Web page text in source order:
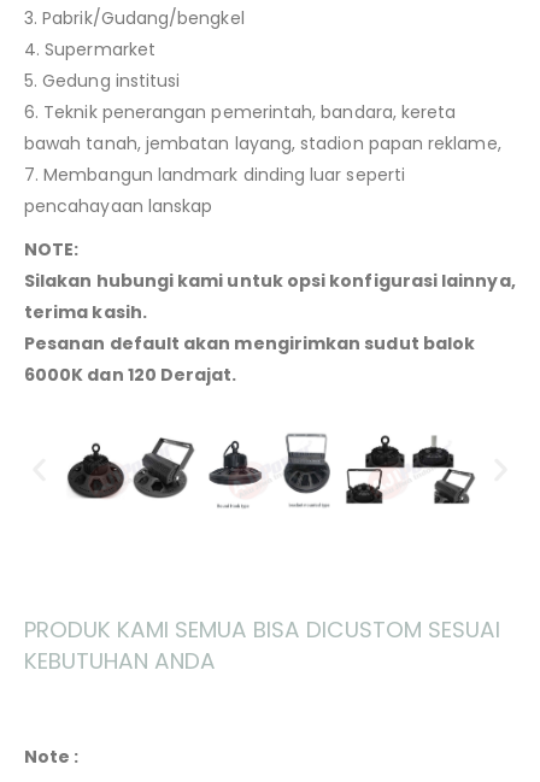
3. Pabrik/Gudang/bengkel
4. Supermarket
5. Gedung institusi
6. Teknik penerangan pemerintah, bandara, kereta
bawah tanah, jembatan layang, stadion papan reklame,
7. Membangun landmark dinding luar seperti
pencahayaan lanskap
NOTE:
Silakan hubungi kami untuk opsi konfigurasi lainnya,
terima kasih.
Pesanan default akan mengirimkan sudut balok
6000K dan 120 Derajat.
PRODUK KAMI SEMUA BISA DICUSTOM SESUAI
KEBUTUHAN ANDA
Note :